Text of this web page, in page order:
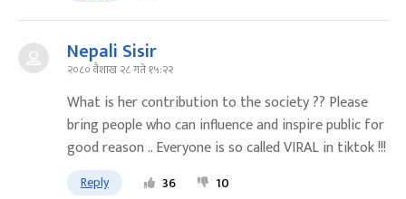
Nepali Sisir
२०८० वैशाख २८ गते १५:२२
What is her contribution to the society ?? Please
bring people who can influence and inspire public for
good reason .. Everyone is so called VIRAL in tiktok !!!
Reply 36 10